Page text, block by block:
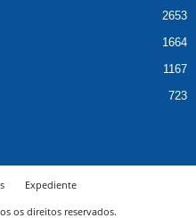
2653
1664
1167
723
Expediente
os direitos reservados.